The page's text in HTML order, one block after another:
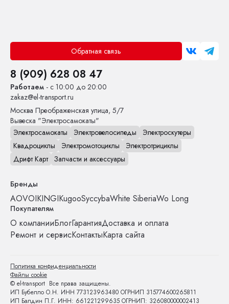
Обратная связь
8 (909) 628 08 47
Работаем - с 10:00 до 20:00
zakaz@el-transport.ru
Москва Преображенская улица, 5/7
Вывеска "Электросамокаты"
Электросамокаты
Электровелосипеды
Электроскутеры
Квадроциклы
Электромотоциклы
Электротрициклы
Дрифт Карт Запчасти и аксессуары
Бренды
AOVOIKINGIKugooSyccybaWhite SiberiaWo Long
Покупателям
О компанииБлогГарантияДоставка и оплата
Ремонт и сервисКонтактыКарта сайта
© el-transport Все права защищены.
ИП Бубелло О.Н. ИНН 773123963480 ОГРНИП 315774600265811
ИП Балдин П.Г. ИНН: 661221299635 ОГРНИП: 326080000002413
Политика конфиденциальности
Файлы cookie